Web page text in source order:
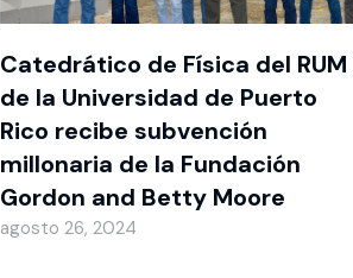
Catedrático de Física del RUM
de la Universidad de Puerto
Rico recibe subvención
millonaria de la Fundación
Gordon and Betty Moore
agosto 26, 2024